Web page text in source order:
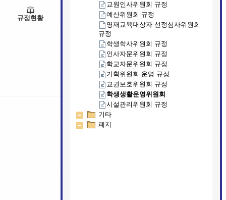
규정현황
교원인사위원회 규정
예산위원회 규정
영재교육대상자 선정심사위원회
규정
학생학사위원회 규정
인사자문위원회 규정
학교자문위원회 규정
기획위원회 운영 규정
교권보호위원회 규정
학생생활운영위원회
시설관리위원회 규정
기타
폐지